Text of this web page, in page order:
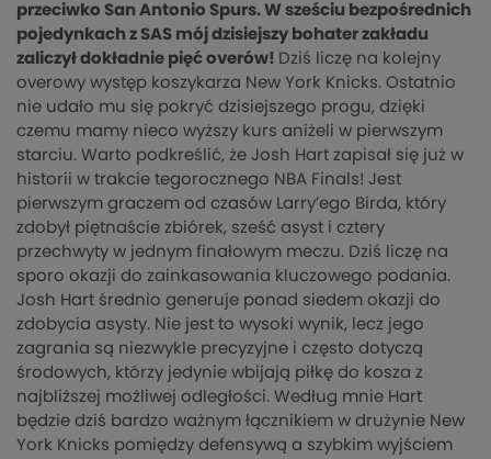
przeciwko San Antonio Spurs. W sześciu bezpośrednich
pojedynkach z SAS mój dzisiejszy bohater zakładu
zaliczył dokładnie pięć overów! Dziś liczę na kolejny
overowy występ koszykarza New York Knicks. Ostatnio
nie udało mu się pokryć dzisiejszego progu, dzięki
czemu mamy nieco wyższy kurs aniżeli w pierwszym
starciu. Warto podkreślić, że Josh Hart zapisał się już w
historii w trakcie tegorocznego NBA Finals! Jest
pierwszym graczem od czasów Larry’ego Birda, który
zdobył piętnaście zbiórek, sześć asyst i cztery
przechwyty w jednym finałowym meczu. Dziś liczę na
sporo okazji do zainkasowania kluczowego podania.
Josh Hart średnio generuje ponad siedem okazji do
zdobycia asysty. Nie jest to wysoki wynik, lecz jego
zagrania są niezwykle precyzyjne i często dotyczą
środowych, którzy jedynie wbijają piłkę do kosza z
najbliższej możliwej odległości. Według mnie Hart
będzie dziś bardzo ważnym łącznikiem w drużynie New
York Knicks pomiędzy defensywą a szybkim wyjściem